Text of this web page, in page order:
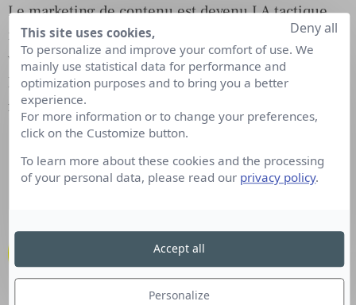
Le marketing de contenu est devenu LA tactique
marketing à adopter, pour créer une relation avec
votre cible avant l’achat. Mais comment trouver
l’inspiration pour créer du contenu ? Comment
fidéliser son audience ?
Cision propose 3 conseils pour votre marketing
de contenu B2B
Lire l’article
Un petit rayon de Com'
Culture RP est un laboratoire de
réflexion, un espace de parole ouvert
aux Communicants, aux Influenceurs,
This site uses cookies,
To personalize and improve your comfort of use. We
mainly use statistical data for performance and
optimization purposes and to bring you a better
experience.
For more information or to change your preferences,
click on the Customize button.
To learn more about these cookies and the processing
of your personal data, please read our privacy policy.
Personalize
Deny all
Accept all